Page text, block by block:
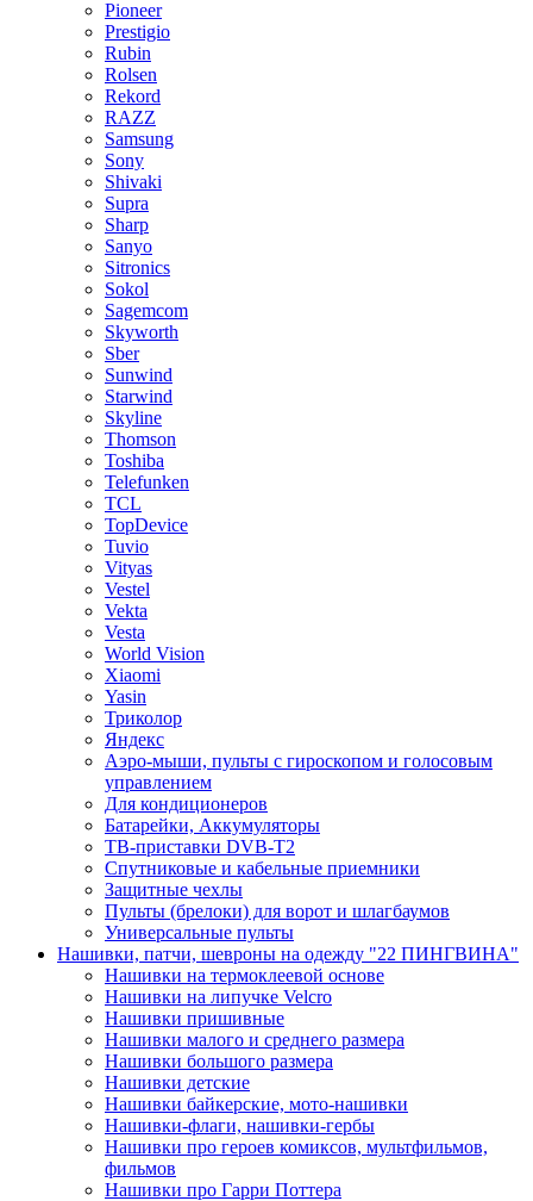
Pioneer
Prestigio
Rubin
Rolsen
Rekord
RAZZ
Samsung
Sony
Shivaki
Supra
Sharp
Sanyo
Sitronics
Sokol
Sagemcom
Skyworth
Sber
Sunwind
Starwind
Skyline
Thomson
Toshiba
Telefunken
TCL
TopDevice
Tuvio
Vityas
Vestel
Vekta
Vesta
World Vision
Xiaomi
Yasin
Триколор
Яндекс
Аэро-мыши, пульты с гироскопом и голосовым
управлением
Для кондиционеров
Батарейки, Аккумуляторы
ТВ-приставки DVB-T2
Спутниковые и кабельные приемники
Защитные чехлы
Пульты (брелоки) для ворот и шлагбаумов
Универсальные пульты
Нашивки, патчи, шевроны на одежду "22 ПИНГВИНА"
Нашивки на термоклеевой основе
Нашивки на липучке Velcro
Нашивки пришивные
Нашивки малого и среднего размера
Нашивки большого размера
Нашивки детские
Нашивки байкерские, мото-нашивки
Нашивки-флаги, нашивки-гербы
Нашивки про героев комиксов, мультфильмов,
фильмов
Нашивки про Гарри Поттера